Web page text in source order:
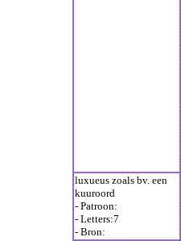
luxueus zoals bv. een
kuuroord
- Patroon:
- Letters:7
- Bron: